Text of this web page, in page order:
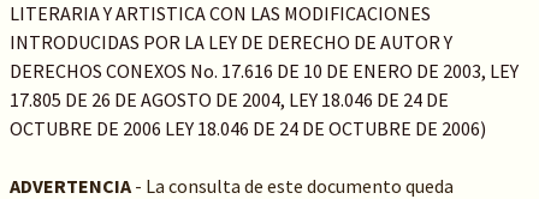
LITERARIA Y ARTISTICA CON LAS MODIFICACIONES
INTRODUCIDAS POR LA LEY DE DERECHO DE AUTOR Y
DERECHOS CONEXOS No. 17.616 DE 10 DE ENERO DE 2003, LEY
17.805 DE 26 DE AGOSTO DE 2004, LEY 18.046 DE 24 DE
OCTUBRE DE 2006 LEY 18.046 DE 24 DE OCTUBRE DE 2006)
ADVERTENCIA- La consulta de este documento queda